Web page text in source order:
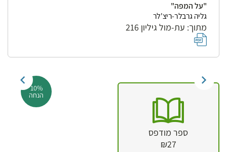
"על המפה"
גליה גרבלר-ריצ'לר
מתוך: עת-מול גיליון 216
10%
הנחה
ספר מודפס
₪27